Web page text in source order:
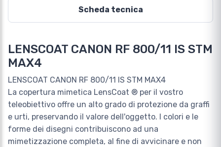
Scheda tecnica
LENSCOAT CANON RF 800/11 IS STM
MAX4
LENSCOAT CANON RF 800/11 IS STM MAX4
La copertura mimetica LensCoat ® per il vostro
teleobiettivo offre un alto grado di protezione da graffi
e urti, preservando il valore dell'oggetto. I colori e le
forme dei disegni contribuiscono ad una
mimetizzazione completa, al fine di avvicinare e non